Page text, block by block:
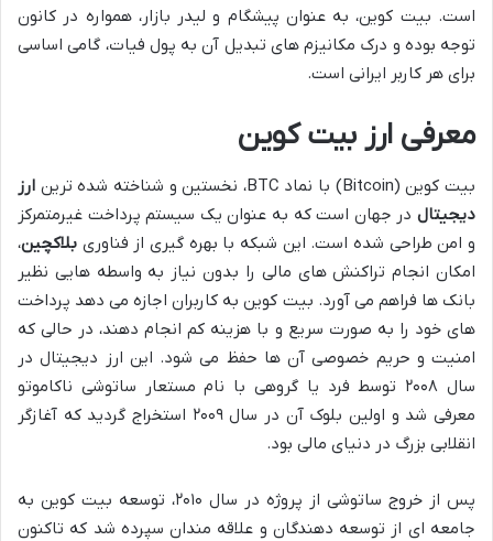
است. بیت کوین، به عنوان پیشگام و لیدر بازار، همواره در کانون
توجه بوده و درک مکانیزم های تبدیل آن به پول فیات، گامی اساسی
برای هر کاربر ایرانی است.
معرفی ارز بیت کوین
بیت کوین (Bitcoin) با نماد BTC، نخستین و شناخته شده ترین
ارز
دیجیتال در جهان است که به عنوان یک سیستم پرداخت غیرمتمرکز
و امن طراحی شده است. این شبکه با بهره گیری از فناوری بلاکچین،
امکان انجام تراکنش های مالی را بدون نیاز به واسطه هایی نظیر
بانک ها فراهم می آورد. بیت کوین به کاربران اجازه می دهد پرداخت
های خود را به صورت سریع و با هزینه کم انجام دهند، در حالی که
امنیت و حریم خصوصی آن ها حفظ می شود. این ارز دیجیتال در
سال ۲۰۰۸ توسط فرد یا گروهی با نام مستعار ساتوشی ناکاموتو
معرفی شد و اولین بلوک آن در سال ۲۰۰۹ استخراج گردید که آغازگر
انقلابی بزرگ در دنیای مالی بود.
پس از خروج ساتوشی از پروژه در سال ۲۰۱۰، توسعه بیت کوین به
جامعه ای از توسعه دهندگان و علاقه مندان سپرده شد که تاکنون